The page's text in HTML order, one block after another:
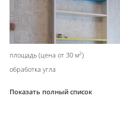
площадь (цена от 30 м2)
обработка угла
Показать полный список